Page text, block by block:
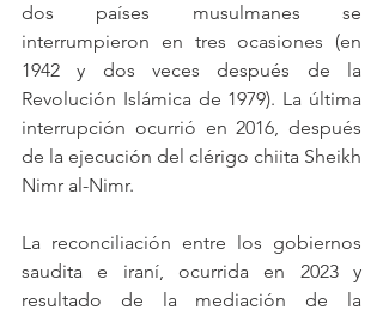
dos países musulmanes se
interrumpieron en tres ocasiones (en
1942 y dos veces después de la
Revolución Islámica de 1979). La última
interrupción ocurrió en 2016, después
de la ejecución del clérigo chiita Sheikh
Nimr al-Nimr.
La reconciliación entre los gobiernos
saudita e iraní, ocurrida en 2023 y
resultado de la mediación de la